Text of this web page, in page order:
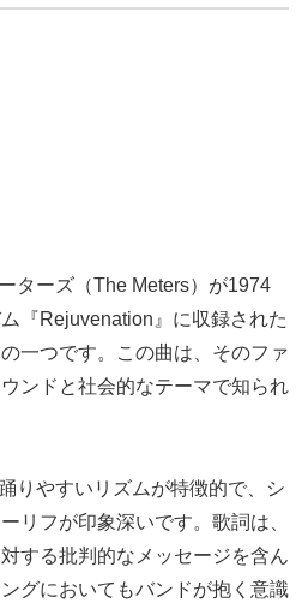
ターズ（The Meters）が1974
『Rejuvenation』に収録された
一つです。この曲は、そのファ
ンドと社会的なテーマで知られ
りやすいリズムが特徴的で、シ
リフが印象深いです。歌詞は、
する批判的なメッセージを含ん
グにおいてもバンドが抱く意識